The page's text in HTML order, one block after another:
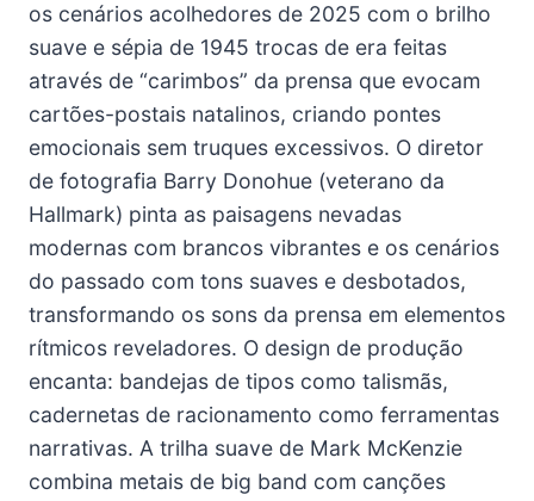
os cenários acolhedores de 2025 com o brilho
suave e sépia de 1945 trocas de era feitas
através de “carimbos” da prensa que evocam
cartões-postais natalinos, criando pontes
emocionais sem truques excessivos. O diretor
de fotografia Barry Donohue (veterano da
Hallmark) pinta as paisagens nevadas
modernas com brancos vibrantes e os cenários
do passado com tons suaves e desbotados,
transformando os sons da prensa em elementos
rítmicos reveladores. O design de produção
encanta: bandejas de tipos como talismãs,
cadernetas de racionamento como ferramentas
narrativas. A trilha suave de Mark McKenzie
combina metais de big band com canções